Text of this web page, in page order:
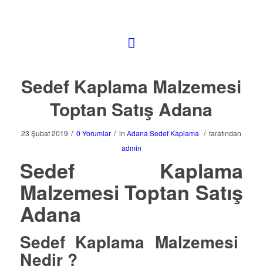
Sedef Kaplama Malzemesi
Toptan Satış Adana
23 Şubat 2019 / 0 Yorumlar / inAdana Sedef Kaplama / tarafından
admin
Sedef Kaplama
Malzemesi Toptan Satış
Adana
Sedef Kaplama Malzemesi
Nedir ?